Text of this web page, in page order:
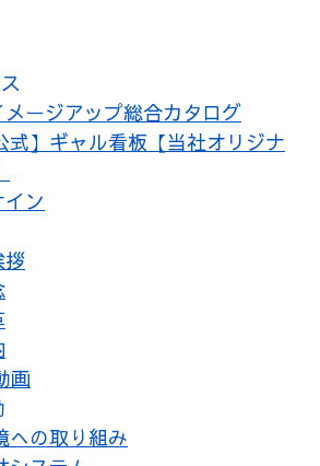
ージアップ総合カタログ
式】ギャル看板【当社オリジナ
ン
拶
画
への取り組み